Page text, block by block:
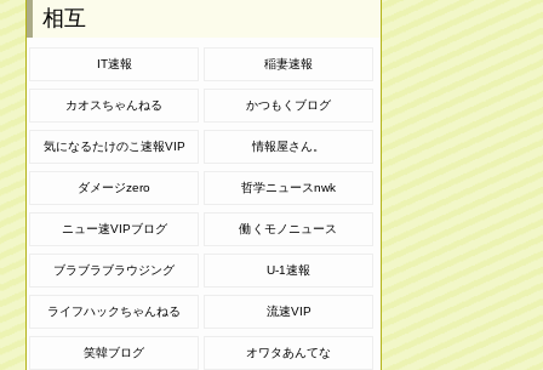
相互
IT速報 稲妻速報
カオスちゃんねる かつもくブログ
気になるたけのこ速報VIP 情報屋さん。
ダメージzero 哲学ニュースnwk
ニュー速VIPブログ 働くモノニュース
ブラブラブラウジング U-1速報
ライフハックちゃんねる 流速VIP
笑韓ブログ オワタあんてな